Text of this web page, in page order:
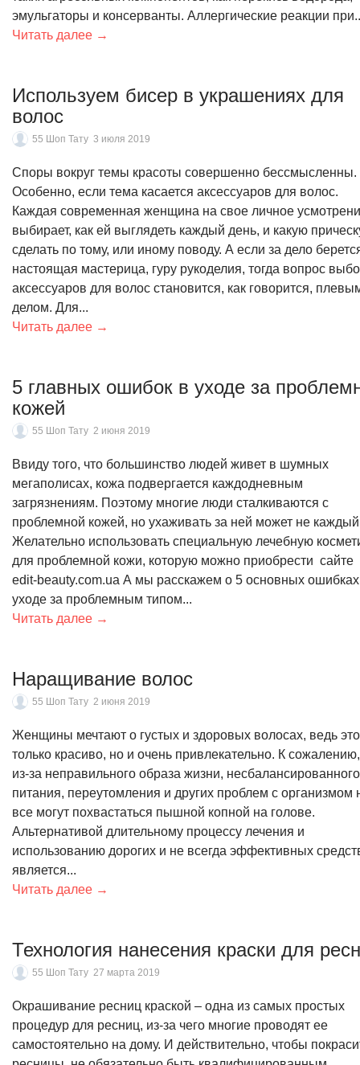
эмульгаторы и консерванты. Аллергические реакции
Читать далее →
Используем бисер в украшениях для
волос
55 Шоп Тату 3 июля 2019
Споры вокруг темы красоты совершенно бессмысленны.
Особенно, если тема касается аксессуаров для волос.
Каждая современная женщина на свое личное
выбирает, как ей выглядеть каждый день, и какую
сделать по тому, или иному поводу. А если за дело
настоящая мастерица, гуру рукоделия, тогда вопрос
аксессуаров для волос становится, как говорится,
делом. Для...
Читать далее →
5 главных ошибок в уходе за
кожей
55 Шоп Тату 2 июня 2019
Ввиду того, что большинство людей живет в шумных
мегаполисах, кожа подвергается каждодневным
загрязнениям. Поэтому многие люди сталкиваются с
проблемной кожей, но ухаживать за ней может не
Желательно использовать специальную лечебную
для проблемной кожи, которую можно приобрести сайте
edit-beauty.com.ua А мы расскажем о 5 основных
уходе за проблемным типом...
Читать далее →
Наращивание волос
55 Шоп Тату 2 июня 2019
Женщины мечтают о густых и здоровых волосах, ведь
только красиво, но и очень привлекательно. К сожалению,
из-за неправильного образа жизни, несбалансированного
питания, переутомления и других проблем с организмом
все могут похвастаться пышной копной на голове.
Альтернативой длительному процессу лечения и
использованию дорогих и не всегда эффективных
является...
Читать далее →
Технология нанесения краски для
55 Шоп Тату 27 марта 2019
Окрашивание ресниц краской – одна из самых простых
процедур для ресниц, из-за чего многие проводят ее
самостоятельно на дому. И действительно, чтобы